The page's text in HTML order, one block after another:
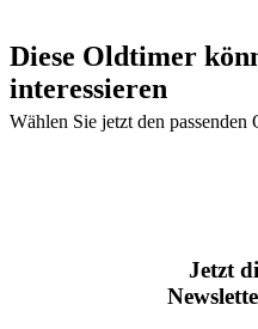
Diese Oldtimer
interessieren
Wählen Sie jetzt den passenden
Jetzt